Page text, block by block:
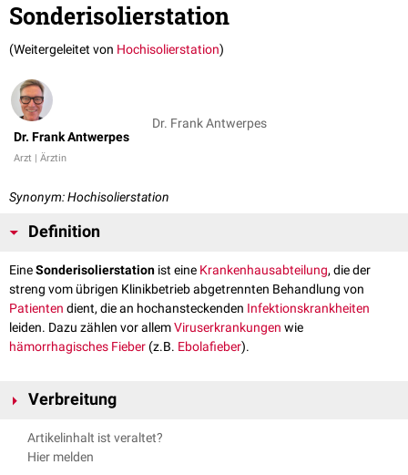
Sonderisolierstation
(Weitergeleitet von Hochisolierstation)
Dr. Frank Antwerpes
Arzt | Ärztin
Dr. Frank Antwerpes
Synonym: Hochisolierstation
Definition
EineSonderisolierstation ist eine Krankenhausabteilung, die der
streng vom übrigen Klinikbetrieb abgetrennten Behandlung von
Patienten dient, die an hochansteckenden Infektionskrankheiten
leiden. Dazu zählen vor allemViruserkrankungen wie
hämorrhagisches Fieber (z.B. Ebolafieber).
Verbreitung
An folgenden deutschen Kliniken gibt es Sonderisolierstationen:
Universitätsklinikum Hamburg-Eppendorf
Artikelinhalt ist veraltet?
Hier melden